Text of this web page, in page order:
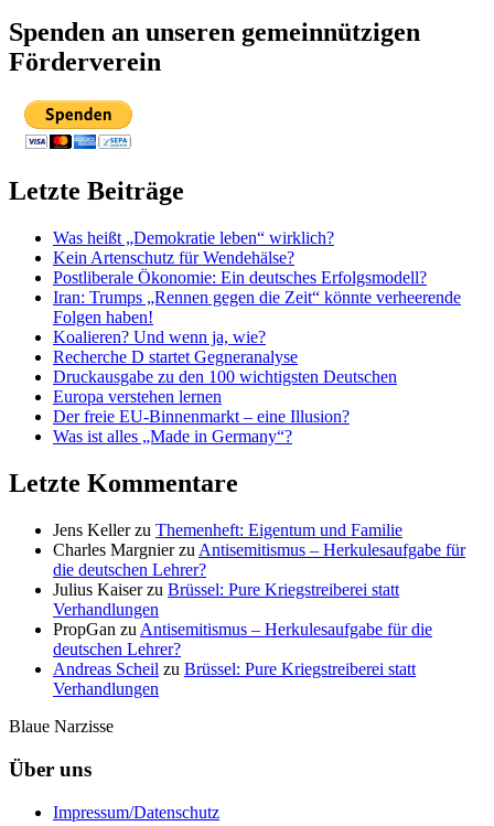
Spenden an unseren gemeinnützigen
Förderverein
Letzte Beiträge
Was heißt „Demokratie leben“ wirklich?
Kein Artenschutz für Wendehälse?
Postliberale Ökonomie: Ein deutsches Erfolgsmodell?
Iran: Trumps „Rennen gegen die Zeit“ könnte verheerende
Folgen haben!
Koalieren? Und wenn ja, wie?
Recherche D startet Gegneranalyse
Druckausgabe zu den 100 wichtigsten Deutschen
Europa verstehen lernen
Der freie EU-Binnenmarkt – eine Illusion?
Was ist alles „Made in Germany“?
Letzte Kommentare
Jens Kellerzu Themenheft: Eigentum und Familie
Charles Margnierzu Antisemitismus – Herkulesaufgabe für
die deutschen Lehrer?
Julius Kaiserzu Brüssel: Pure Kriegstreiberei statt
Verhandlungen
PropGan zu Antisemitismus – Herkulesaufgabe für die
deutschen Lehrer?
Andreas Scheil zu Brüssel: Pure Kriegstreiberei statt
Verhandlungen
Blaue Narzisse
Über uns
Impressum/Datenschutz